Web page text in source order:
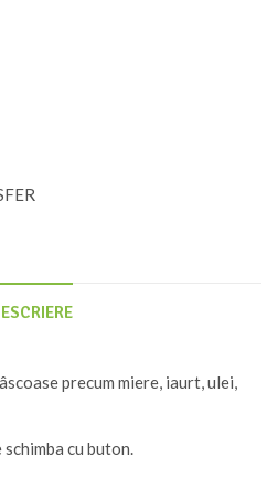
precum miere, iaurt, ulei,
cu buton.